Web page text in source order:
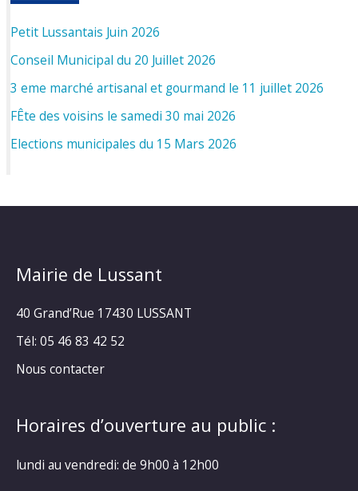
Petit Lussantais Juin 2026
Conseil Municipal du 20 Juillet 2026
3 eme marché artisanal et gourmand le 11 juillet 2026
FÊte des voisins le samedi 30 mai 2026
Elections municipales du 15 Mars 2026
Mairie de Lussant
40 Grand’Rue 17430 LUSSANT
Tél: 05 46 83 42 52
Nous contacter
Horaires d’ouverture au public :
lundi au vendredi: de 9h00 à 12h00